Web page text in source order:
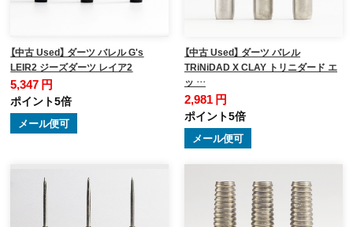
【中古 Used】 ダーツ バレル G's
LEIR2 ジーズダーツ レイア2
5,347 円
ポイント5倍
メール便可
【中古 Used】 ダーツ バレル
TRiNiDAD X CLAY トリニダード エ
ッ …
2,981 円
ポイント5倍
メール便可